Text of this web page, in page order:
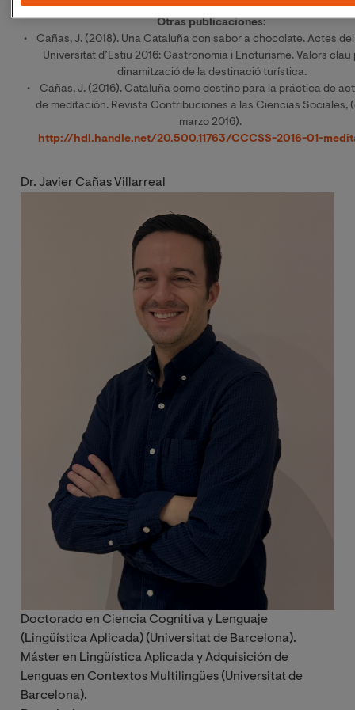
http://glossologia.phil.uoa.gr/sites/default/files/
Otras publicaciones:
• Cañas, J. (2018). Una Cataluña con sabor a chocolate. Actes
Universitat d’Estiu 2016: Gastronomia i Enoturisme. Valors clau
dinamització de la destinació turística.
• Cañas, J. (2016). Cataluña como destino para la práctica de
de meditación. Revista Contribuciones a las Ciencias Sociales,
marzo 2016).
http://hdl.handle.net/20.500.11763/CCCSS-2016-01-
Dr. Javier Cañas Villarreal
Doctorado en Ciencia Cognitiva y Lenguaje
(Lingüística Aplicada) (Universitat de Barcelona).
Máster en Lingüística Aplicada y Adquisición de
Lenguas en Contextos Multilingües (Universitat de
Barcelona).